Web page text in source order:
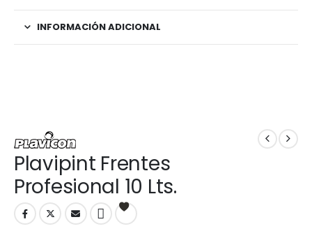
INFORMACIÓN ADICIONAL
Plavipint Frentes
Profesional 10 Lts.